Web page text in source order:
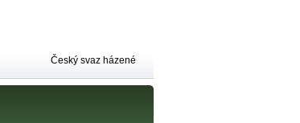
Český svaz házené